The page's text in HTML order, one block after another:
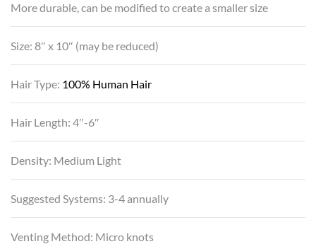
More durable, can be modified to create a smaller size
Size: 8″ x 10″ (may be reduced)
Hair Type: 100% Human Hair
Hair Length: 4″-6″
Density: Medium Light
Suggested Systems: 3-4 annually
Venting Method: Micro knots